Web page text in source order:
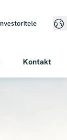
Kontakt